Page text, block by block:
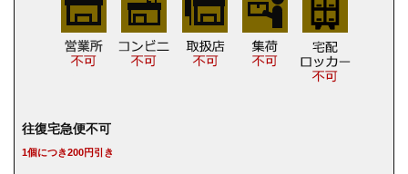
往復宅急便不可
1個につき200円引き